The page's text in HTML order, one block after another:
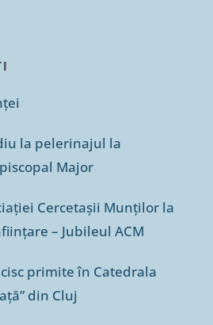
la pelerinajul la
Major
Cercetașii Munților la
– Jubileul ACM
primite în Catedrala
din Cluj